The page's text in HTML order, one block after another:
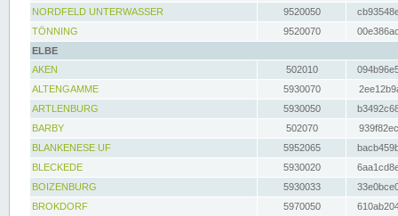
NORDFELD UNTERWASSER
9520050
TÖNNING
9520070
ELBE
AKEN
502010
ALTENGAMME
5930070
ARTLENBURG
5930050
BARBY
502070
BLANKENESE UF
5952065
BLECKEDE
5930020
BOIZENBURG
5930033
BROKDORF
5970050